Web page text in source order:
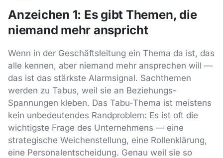
Anzeichen 1: Es gibt Themen, die
niemand mehr anspricht
Wenn in der Geschäftsleitung ein Thema da ist, das
alle kennen, aber niemand mehr ansprechen will —
das ist das stärkste Alarmsignal. Sachthemen
werden zu Tabus, weil sie an Beziehungs-
Spannungen kleben. Das Tabu-Thema ist meistens
kein unbedeutendes Randproblem: Es ist oft die
wichtigste Frage des Unternehmens — eine
strategische Weichenstellung, eine Rollenklärung,
eine Personalentscheidung. Genau weil sie so